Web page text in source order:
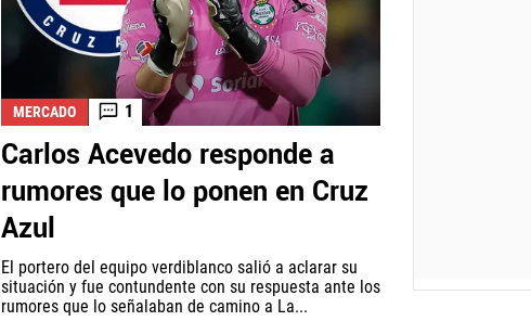
MERCADO 1
Carlos Acevedo responde a
rumores que lo ponen en Cruz
Azul
El portero del equipo verdiblanco salió a aclarar su
situación y fue contundente con su respuesta ante los
rumores que lo señalaban de camino a La...